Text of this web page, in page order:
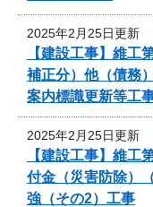
2025年2月25日更新
【建設工事】維工
補正分）他（債務
案内標識更新等工
2025年2月25日更新
【建設工事】維工
付金（災害防除）
強（その2）工事